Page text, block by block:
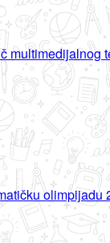
multimedijalnog
olimpijadu